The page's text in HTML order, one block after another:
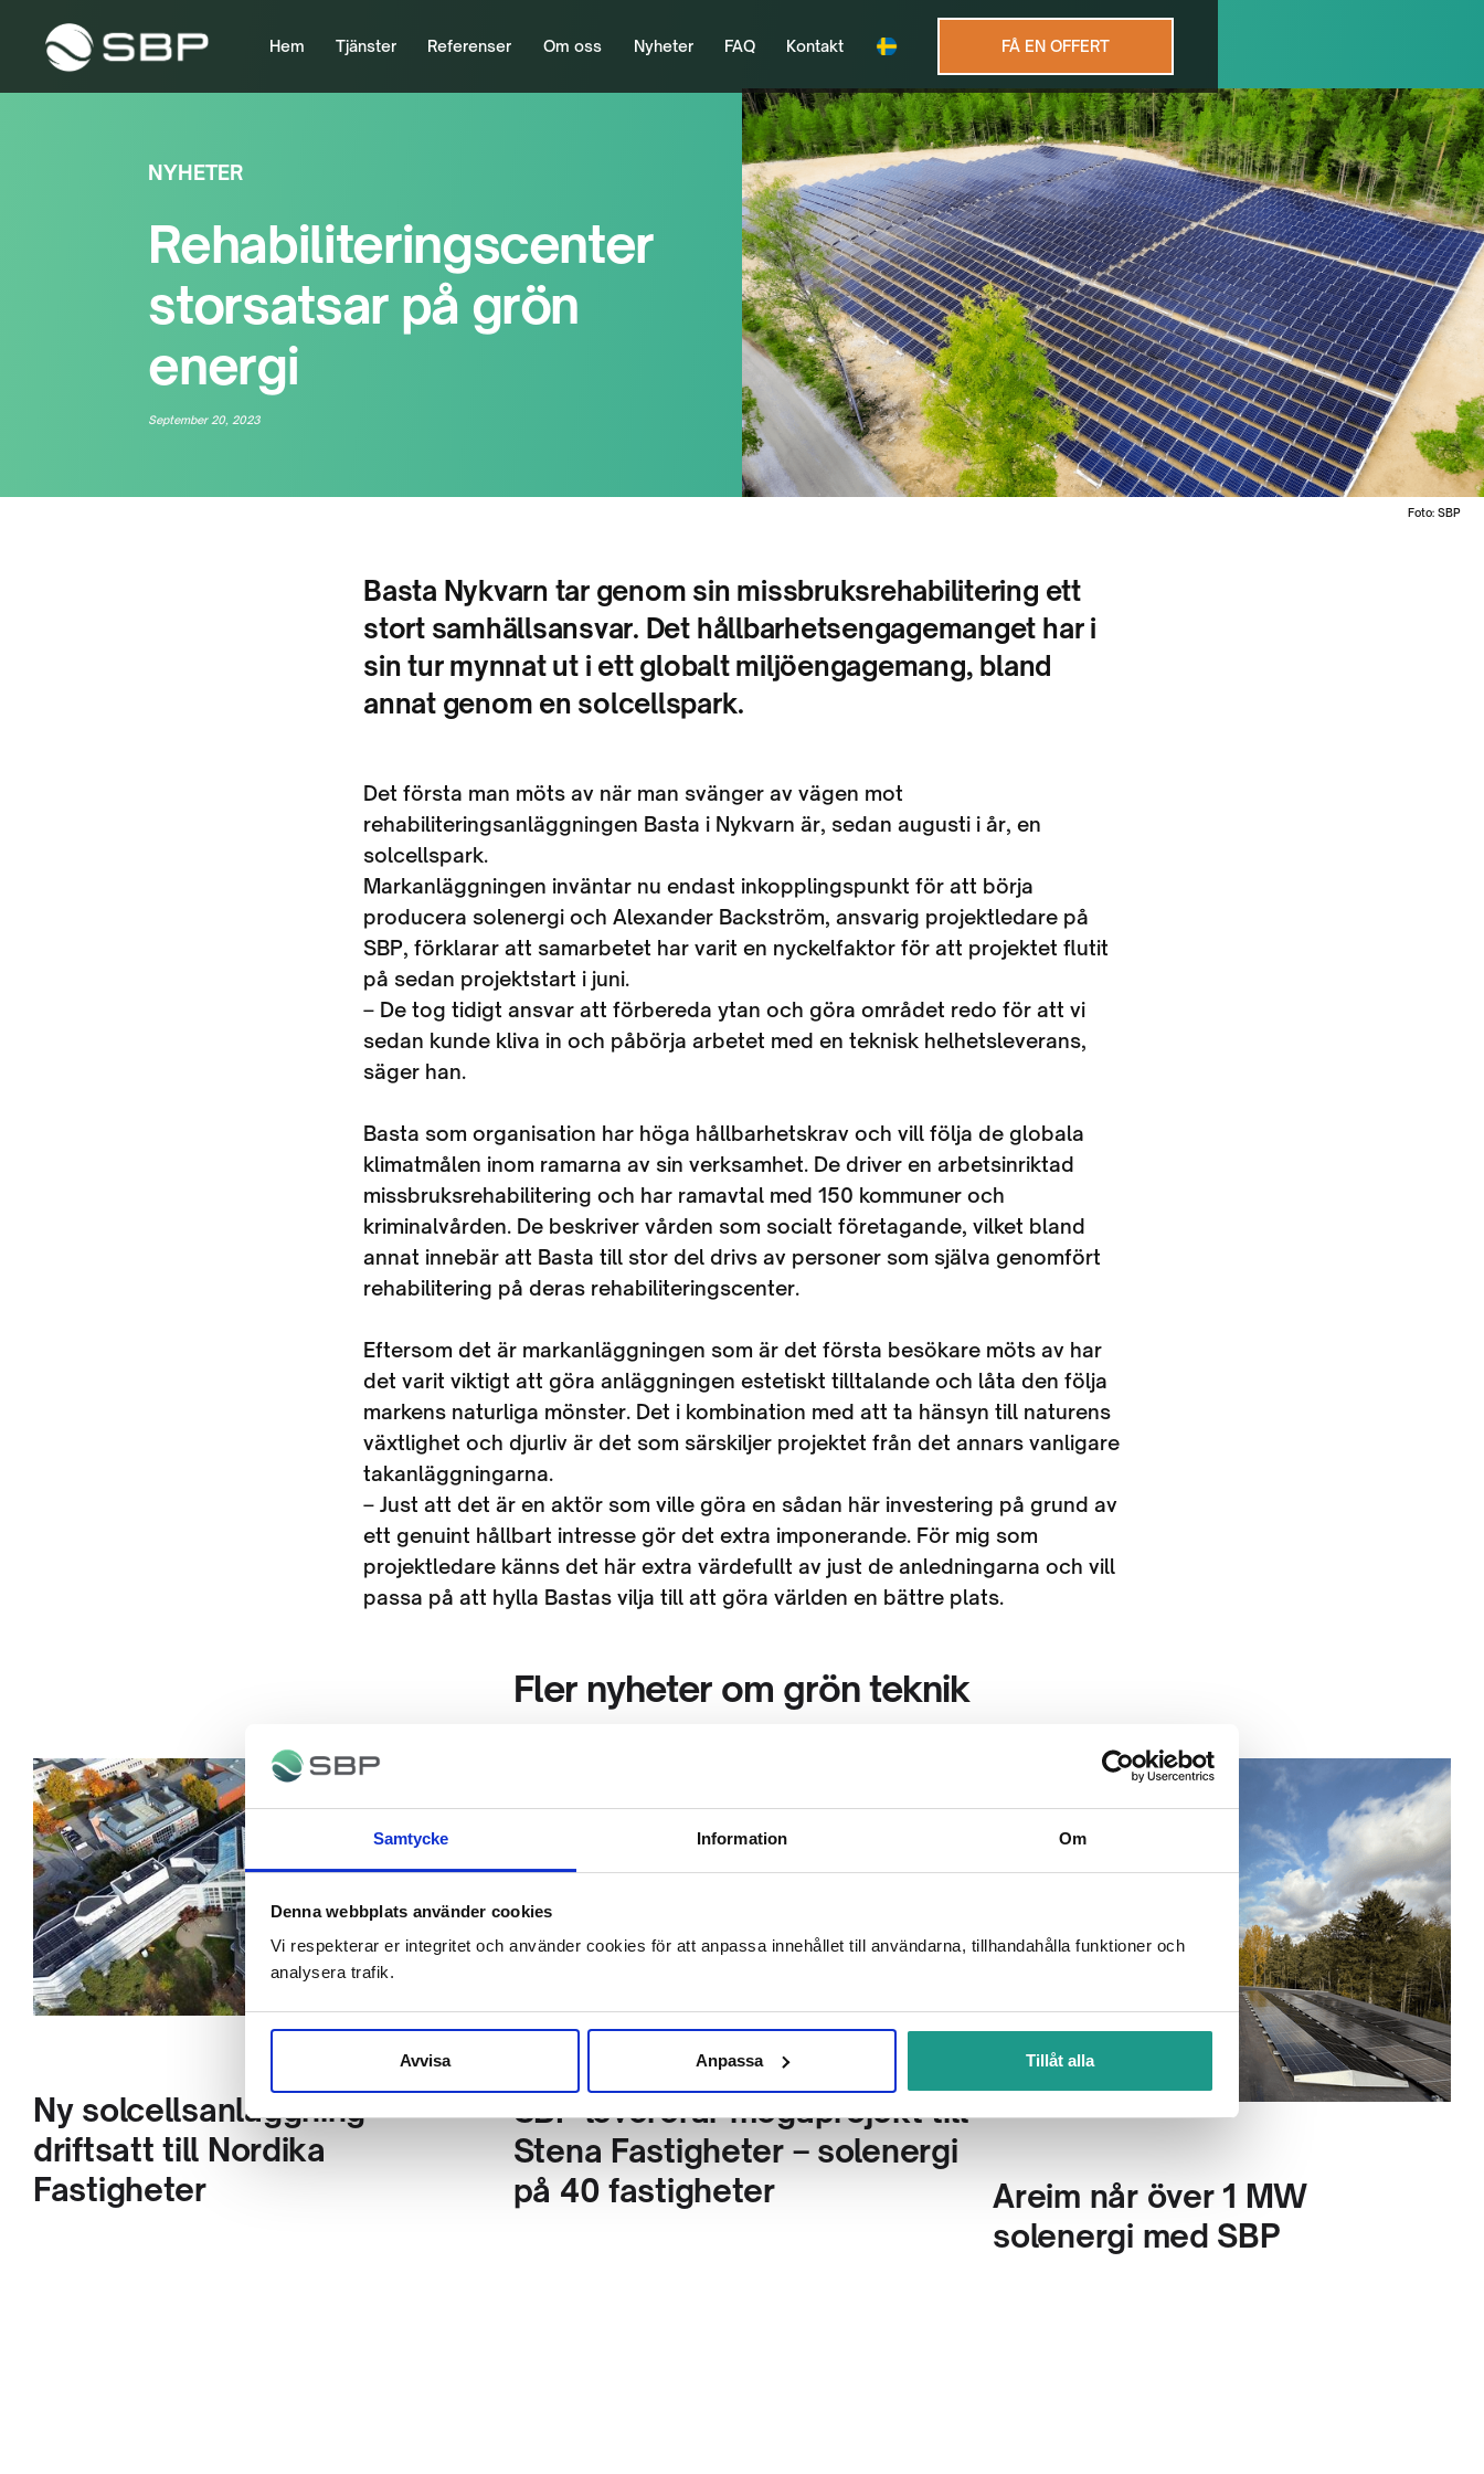
Samtycke Information Om
Denna webbplats använder cookies
Vi respekterar er integritet och använder cookies för att anpassa innehållet till användarna, tillhandahålla funktioner och
analysera trafik.
Avvisa Anpassa Tillåt alla
Hem Tjänster Referenser Om oss Nyheter FAQ Kontakt FÅ EN OFFERT
NYHETER
Rehabiliteringscenter
storsatsar på grön
energi
September 20, 2023
Foto: SBP
Basta Nykvarn tar genom sin missbruksrehabilitering ett
stort samhällsansvar. Det hållbarhetsengagemanget har i
sin tur mynnat ut i ett globalt miljöengagemang, bland
annat genom en solcellspark.
Det första man möts av när man svänger av vägen mot
rehabiliteringsanläggningen Basta i Nykvarn är, sedan augusti i år, en
solcellspark.
Markanläggningen inväntar nu endast inkopplingspunkt för att börja
producera solenergi och Alexander Backström, ansvarig projektledare på
SBP, förklarar att samarbetet har varit en nyckelfaktor för att projektet flutit
på sedan projektstart i juni.
– De tog tidigt ansvar att förbereda ytan och göra området redo för att vi
sedan kunde kliva in och påbörja arbetet med en teknisk helhetsleverans,
säger han.
Basta som organisation har höga hållbarhetskrav och vill följa de globala
klimatmålen inom ramarna av sin verksamhet. De driver en arbetsinriktad
missbruksrehabilitering och har ramavtal med 150 kommuner och
kriminalvården. De beskriver vården som socialt företagande, vilket bland
annat innebär att Basta till stor del drivs av personer som själva genomfört
rehabilitering på deras rehabiliteringscenter.
Eftersom det är markanläggningen som är det första besökare möts av har
det varit viktigt att göra anläggningen estetiskt tilltalande och låta den följa
markens naturliga mönster. Det i kombination med att ta hänsyn till naturens
växtlighet och djurliv är det som särskiljer projektet från det annars vanligare
takanläggningarna.
– Just att det är en aktör som ville göra en sådan här investering på grund av
ett genuint hållbart intresse gör det extra imponerande. För mig som
projektledare känns det här extra värdefullt av just de anledningarna och vill
passa på att hylla Bastas vilja till att göra världen en bättre plats.
Fler nyheter om grön teknik
Ny solcellsanläggning
driftsatt till Nordika
Fastigheter
SBP levererar megaprojekt till
Stena Fastigheter – solenergi
på 40 fastigheter
Areim når över 1 MW
solenergi med SBP